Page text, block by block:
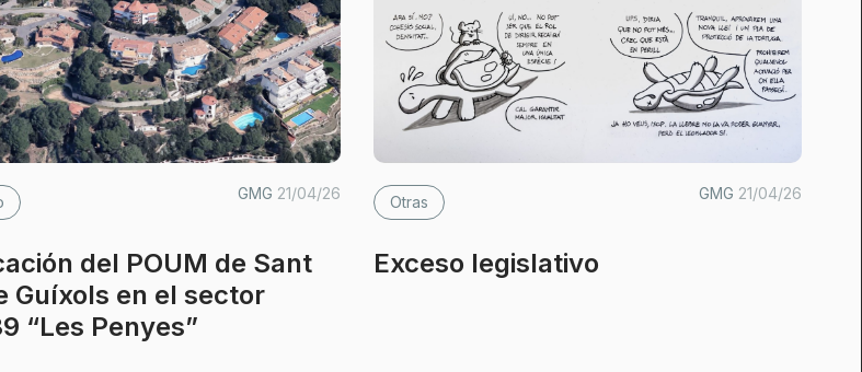
GMG 21/04/26
del POUM de Sant
Guíxols en el sector
“Les Penyes”
Otras GMG 21/04/26
Exceso legislativo